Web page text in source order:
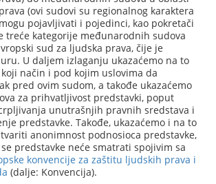
(ovi sudovi su regionalnog karaktera
pojavljivati i pojedinci, kao pokretači
treće kategorije međunarodnih sudova
sud za ljudska prava, čije je
U daljem izlaganju ukazaćemo na to
koji način i pod kojim uslovima da
pred ovim sudom, a takođe ukazaćemo
za prihvatljivost predstavki, poput
unutrašnjih pravnih sredstava i
predstavke. Takođe, ukazaćemo i na to
anonimnost podnosioca predstavke,
predstavke neće smatrati spojivim sa
konvencije za zaštitu ljudskih prava i
(dalje: Konvencija).